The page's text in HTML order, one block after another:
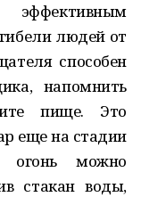
эффективным
людей от
способен
напомнить
пище. Это
еще на стадии
огонь можно
стакан воды,